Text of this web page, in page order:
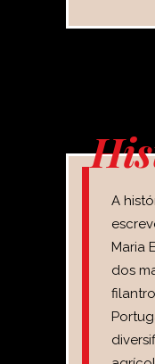
A
Maria
dos